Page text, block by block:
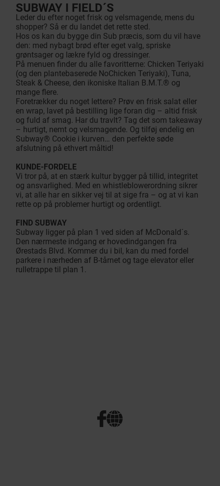
SUBWAY I FIELD´S
Leder du efter noget frisk og velsmagende, mens du
shopper? Så er du landet det rette sted.
Hos os kan du bygge din Sub præcis, som du vil have
den: med nybagt brød efter eget valg, spriske
grøntsager og lækre fyld og dressinger.
På menuen finder du alle favoritterne: Chicken Teriyaki
(og den plantebaserede NoChicken Teriyaki), Tuna,
Steak & Cheese, den ikoniske Italian B.M.T.® og
mange flere.
Foretrækker du noget lettere? Prøv en frisk salat eller
en wrap, lavet på bestilling lige foran dig – altid frisk
og fuld af smag. Har du travlt? Tag det som takeaway
– hurtigt, nemt og velsmagende. Og tilføj endelig en
Subway® Cookie i kurven… den perfekte søde
afslutning på ethvert måltid!
KUNDE-FORDELE
Vi tror på, at en stærk kultur bygger på tillid, integritet
og ansvarlighed. Med en whistleblowerordning sikrer
vi, at alle har en sikker vej til at sige fra – og at vi kan
rette op på problemer hurtigt og ordentligt.​​​​‌ ‍ ​‍​‍‌‍ ‌ ​‍‌‍‍‌‌‍‌ ‌‍‍‌‌‍ ‍​‍​‍​ ‍‍​‍​‍‌ ​ ‌‍​‌‌‍ ‍‌‍‍‌‌ ‌​‌ ‍‌​‍ ‍‌‍‍‌‌‍ ​‍​‍​‍ ​​‍​‍‌‍‍​‌ ​‍‌‍‌‌‌‍‌‍​‍​‍​ ‍‍​‍​‍‌‍‍​‌ ‌​‌ ‌​‌ ​​‌ ​ ​ ‍‍​‍ ​‍ ‌‍ ‍‌‍ ‌ ​‍‌‍‌​‌‍‍‌‌‍​ ​‍ ‌‌‍​‍‌‍‍‌‌ ‌​‌‍‌‌‌ ​ ​‍ ‌‌‍‌ ‌ ​‍‌‍ ‌ ‌‌‌ ​​​‍ ‌‌ ​ ‌ ‌​‌ ‌‌‌‍‌​‌‍‍‌‌‍ ​‍ ‍‌ ‌‍‌‍‌‌‌ ​‍‌‍​ ‌‍‌‌‌‍ ​​‍ ‍‌‍​‌‌ ​​‌ ​​​‍ ‌‍‍‌‌‍ ‍‌ ‌​‌‍‌‌‌‍ ‍‌ ‌​​‍ ‌‍‌‌‌‍‌​‌‍‍‌‌ ‌​​‍ ‌‍ ‌‌‍ ‌‍‌​‌‍‌‌​ ‌‌ ​​‌ ​‍‌‍‌‌‌ ​ ‌‍‌‌‌‍ ‍‌ ‌​‌‍​‌‌ ‌​‌‍‍‌‌‍ ‌‍ ‍​ ‍ ‌‍‍‌‌‍‌​​ ‌​ ‌‍​ ‌​‌‍‌​‌‍​‍​ ​‌‌‍​ ​ ​ ‌‍​‌​‍ ‌‌‍‌‌​ ‍​​ ‍‌​ ​‍​‍ ‌​ ‌​​ ‌‍​ ‌‍‌‍​ ​‍ ‌​ ‍​​ ​‌​ ​ ‌‍‌‍​‍ ‌​ ‌‍‌‍​ ​ ​ ​ ​​​ ​​​ ‌ ​ ‌‌​ ​‌‌‍​ ​ ‍​‌‍‌‍​ ‍​​ ‍ ‌ ‌​‌ ‍‌‌ ​​‌‍‌‌​ ‌‌‍‌‌‌‍‌​‌‍‍‌‌ ‌​‌‍ ‌ ​‍‌‍‍‌‌‍​‌‌‍ ​​ ‍ ‌ ​​‌‍​‌‌ ‌​‌‍‍​​ ‌‌‍​ ‌‍ ‌‍ ‍‌ ‌​‌‍‌‌‌‍ ‍‌ ‌​​‍‌‌​ ‌‌‌​​‍‌‌ ‌‍‍ ‌‍‌‌‌ ‍‌​‍‌‌​ ​ ‌​‌​​‍‌‌​ ​ ‌​‌​​‍‌‌​ ​‍​ ​‍‌‍‌​‌‍​‌​‍‌‌​ ​‍​ ​‍​‍‌‌​ ‌‌‌​‌​​‍ ‍‌ ‌‍‌‍​‌‌‍ ​‌ ‌‌‌‍‌‌​‍ ‍‌ ‌‍‌‍​‌‌‍ ​‌ ‌‌‌‍‌‌​‍‌‌​ ‌‌‌​​‍‌‌ ‌‍‍ ‌‍‌‌‌ ‍‌​‍‌‌​ ​ ‌​‌​​‍‌‌​ ​ ‌​‌​​‍‌‌​ ​‍​ ​‍​ ‍‌​ ‍​‌‍‌‌​ ‍‌‌‍​ ​ ‍‌​ ​‍‌‍​‌​ ‌‌​ ​ ​ ‌​​ ‍‌​‍‌‌​ ​‍​ ​‍​‍‌‌​ ‌‌‌​‌​​‍ ‍‌‍​ ‌‍‍​‌‍‍‌‌‍ ​‌‍‌​‌ ​‍‌‍‌‌‌‍ ‍​‍‌‌​ ‌‌‌​​‍‌‌ ‌‍‍ ‌‍‌‌‌ ‍‌​‍‌‌​ ​ ‌​‌​​‍‌‌​ ​ ‌​‌​​‍‌‌​ ​‍​ ​‍‌‍​‌‌‍​ ​ ‌‍​ ‍‌​ ‌ ​ ​‍‌‍​ ​ ​‍‌‍​‌‌‍​‍​ ​‌​ ‍​​‍‌‌​ ​‍​ ​‍​‍‌‌​ ‌‌‌​‌​​‍ ‍‌ ‌​‌‍‌‌‌ ‍​‌ ‌​​ ‌‍​‍‌‍​‌‌ ​ ‌‍‌‌‌‌‌‌‌ ​‍‌‍ ​​ ‌‌‍‍​‌ ‌​‌ ‌​‌ ​​‌ ​ ​‍‌‌​ ​ ‌​​‌​‍‌‌​ ​‍‌​‌‍​‍‌‌​ ​‍‌​‌‍‌‍ ‍‌‍ ‌ ​‍‌‍‌​‌‍‍‌‌‍​ ​‍ ‌‌‍​‍‌‍‍‌‌ ‌​‌‍‌‌‌ ​ ​‍ ‌‌‍‌ ‌ ​‍‌‍ ‌ ‌‌‌ ​​​‍ ‌‌ ​ ‌ ‌​‌ ‌‌‌‍‌​‌‍‍‌‌‍ ​‍ ‍‌ ‌‍‌‍‌‌‌ ​‍‌‍​ ‌‍‌‌‌‍ ​​‍ ‍‌‍​‌‌ ​​‌ ​​​‍‌‍‌‍‍‌‌‍‌​​ ‌​ ‌‍​ ‌​‌‍‌​‌‍​‍​ ​‌‌‍​ ​ ​ ‌‍​‌​‍ ‌‌‍‌‌​ ‍​​ ‍‌​ ​‍​‍ ‌​ ‌​​ ‌‍​ ‌‍‌‍​ ​‍ ‌​ ‍​​ ​‌​ ​ ‌‍‌‍​‍ ‌​ ‌‍‌‍​ ​ ​ ​ ​​​ ​​​ ‌ ​ ‌‌​ ​‌‌‍​ ​ ‍​‌‍‌‍​ ‍​​‍‌‍‌ ‌​‌ ‍‌‌ ​​‌‍‌‌​ ‌‌‍‌‌‌‍‌​‌‍‍‌‌ ‌​‌‍ ‌ ​‍‌‍‍‌‌‍​‌‌‍ ​​‍‌‍‌ ​​‌‍​‌‌ ‌​‌‍‍​​ ‌‌‍​ ‌‍ ‌‍ ‍‌ ‌​‌‍‌‌‌‍ ‍‌ ‌​​‍‌‌​ ‌‌‌​​‍‌‌ ‌‍‍ ‌‍‌‌‌ ‍‌​‍‌‌​ ​ ‌​‌​​‍‌‌​ ​ ‌​‌​​‍‌‌​ ​‍​ ​‍‌‍‌​‌‍​‌​‍‌‌​ ​‍​ ​‍​‍‌‌​ ‌‌‌​‌​​‍ ‍‌ ‌‍‌‍​‌‌‍ ​‌ ‌‌‌‍‌‌​‍ ‍‌ ‌‍‌‍​‌‌‍ ​‌ ‌‌‌‍‌‌​‍‌‌​ ‌‌‌​​‍‌‌ ‌‍‍ ‌‍‌‌‌ ‍‌​‍‌‌​ ​ ‌​‌​​‍‌‌​ ​ ‌​‌​​‍‌‌​ ​‍​ ​‍​ ‍‌​ ‍​‌‍‌‌​ ‍‌‌‍​ ​ ‍‌​ ​‍‌‍​‌​ ‌‌​ ​ ​ ‌​​ ‍‌​‍‌‌​ ​‍​ ​‍​‍‌‌​ ‌‌‌​‌​​‍ ‍‌‍​ ‌‍‍​‌‍‍‌‌‍ ​‌‍‌​‌ ​‍‌‍‌‌‌‍ ‍​‍‌‌​ ‌‌‌​​‍‌‌ ‌‍‍ ‌‍‌‌‌ ‍‌​‍‌‌​ ​ ‌​‌​​‍‌‌​ ​ ‌​‌​​‍‌‌​ ​‍​ ​‍‌‍​‌‌‍​ ​ ‌‍​ ‍‌​ ‌ ​ ​‍‌‍​ ​ ​‍‌‍​‌‌‍​‍​ ​‌​ ‍​​‍‌‌​ ​‍​ ​‍​‍‌‌​ ‌‌‌​‌​​‍ ‍‌ ‌​‌‍‌‌‌ ‍​‌ ‌​​‍‌‍‌ ​​‌‍‌‌‌ ​‍‌ ​ ‌ ​​‌‍‌‌‌‍​ ‌ ‌​‌‍‍‌‌ ‌‍‌‍‌‌​ ‌‌ ​​‌ ‌‌‌‍​‍‌‍ ​‌‍‍‌‌ ​ ‌‍‍​‌‍‌‌‌‍‌​​‍​‍‌ ‌
FIND SUBWAY
Subway ligger på plan 1 ved siden af McDonald´s.
Den nærmeste indgang er hovedindgangen fra
Ørestads Blvd. Kommer du i bil, kan du med fordel
parkere i nærheden af B-tårnet og tage elevator eller
rulletrappe til plan 1.